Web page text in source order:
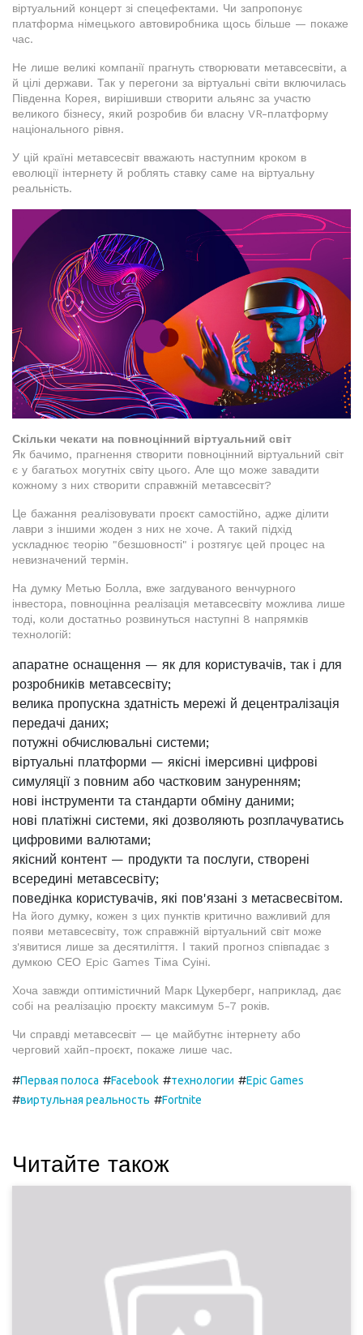
віртуальний концерт зі спецефектами. Чи запропонує
платформа німецького автовиробника щось більше — покаже
час.
Не лише великі компанії прагнуть створювати метавсесвіти, а
й цілі держави. Так у перегони за віртуальні світи включилась
Південна Корея, вирішивши створити альянс за участю
великого бізнесу, який розробив би власну VR-платформу
національного рівня.
У цій країні метавсесвіт вважають наступним кроком в
еволюції інтернету й роблять ставку саме на віртуальну
реальність.
Скільки чекати на повноцінний віртуальний світ
Як бачимо, прагнення створити повноцінний віртуальний світ
є у багатьох могутніх світу цього. Але що може завадити
кожному з них створити справжній метавсесвіт?
Це бажання реалізовувати проєкт самостійно, адже ділити
лаври з іншими жоден з них не хоче. А такий підхід
ускладнює теорію "безшовності" і розтягує цей процес на
невизначений термін.
На думку Метью Болла, вже загдуваного венчурного
інвестора, повноцінна реалізація метавсесвіту можлива лише
тоді, коли достатньо розвинуться наступні 8 напрямків
технологій:
апаратне оснащення — як для користувачів, так і для
розробників метавсесвіту;
велика пропускна здатність мережі й децентралізація
передачі даних;
потужні обчислювальні системи;
віртуальні платформи — якісні імерсивні цифрові
симуляції з повним або частковим зануренням;
нові інструменти та стандарти обміну даними;
нові платіжні системи, які дозволяють розплачуватись
цифровими валютами;
якісний контент — продукти та послуги, створені
всередині метавсесвіту;
поведінка користувачів, які пов'язані з метасвесвітом.
На його думку, кожен з цих пунктів критично важливий для
появи метавсесвіту, тож справжній віртуальний світ може
з'явитися лише за десятиліття. І такий прогноз співпадає з
думкою СЕО Epic Games Тіма Суіні.
Хоча завжди оптимістичний Марк Цукерберг, наприклад, дає
собі на реалізацію проєкту максимум 5-7 років.
Чи справді метавсесвіт — це майбутнє інтернету або
черговий хайп-проєкт, покаже лише час.
#Первая полоса #Facebook #технологии #Epic Games
#виртульная реальность #Fortnite
Читайте також